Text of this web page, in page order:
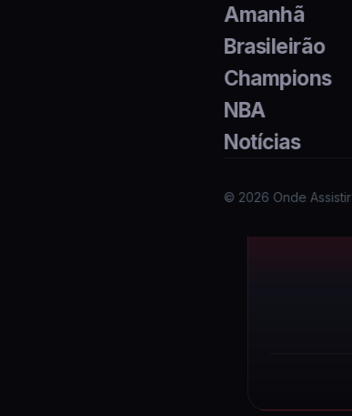
Amanhã
Brasileirão
Champions
NBA
Notícias
© 2026 Onde Assistir